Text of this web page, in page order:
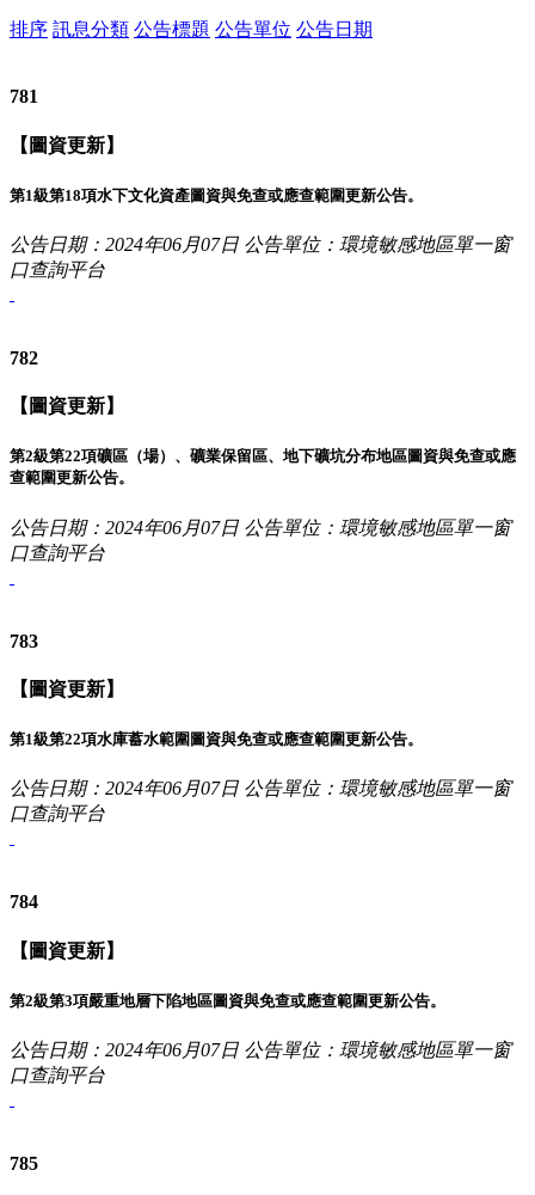
排序 訊息分類 公告標題 公告單位 公告日期
781
【圖資更新】
第1級第18項水下文化資產圖資與免查或應查範圍更新公告。
公告日期：2024年06月07日 公告單位：環境敏感地區單一窗
口查詢平台
782
【圖資更新】
第2級第22項礦區（場）、礦業保留區、地下礦坑分布地區圖資與免查或應
查範圍更新公告。
公告日期：2024年06月07日 公告單位：環境敏感地區單一窗
口查詢平台
783
【圖資更新】
第1級第22項水庫蓄水範圍圖資與免查或應查範圍更新公告。
公告日期：2024年06月07日 公告單位：環境敏感地區單一窗
口查詢平台
784
【圖資更新】
第2級第3項嚴重地層下陷地區圖資與免查或應查範圍更新公告。
公告日期：2024年06月07日 公告單位：環境敏感地區單一窗
口查詢平台
785